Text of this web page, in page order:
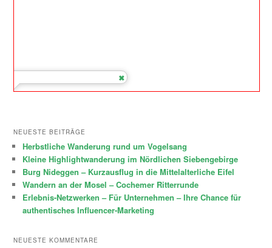
NEUESTE BEITRÄGE
Herbstliche Wanderung rund um Vogelsang
Kleine Highlightwanderung im Nördlichen Siebengebirge
Burg Nideggen – Kurzausflug in die Mittelalterliche Eifel
Wandern an der Mosel – Cochemer Ritterrunde
Erlebnis-Netzwerken – Für Unternehmen – Ihre Chance für
authentisches Influencer-Marketing
NEUESTE KOMMENTARE